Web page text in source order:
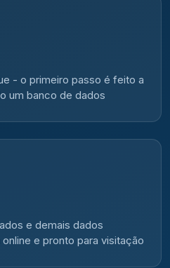
- o primeiro passo é feito a
um banco de dados
e demais dados
e pronto para visitação